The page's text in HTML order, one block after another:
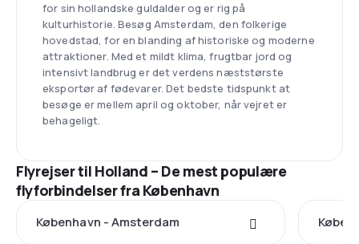
for sin hollandske guldalder og er rig på
kulturhistorie. Besøg Amsterdam, den folkerige
hovedstad, for en blanding af historiske og moderne
attraktioner. Med et mildt klima, frugtbar jord og
intensivt landbrug er det verdens næststørste
eksportør af fødevarer. Det bedste tidspunkt at
besøge er mellem april og oktober, når vejret er
behageligt.
Flyrejser til Holland – De mest populære
flyforbindelser fra København
København - Amsterdam